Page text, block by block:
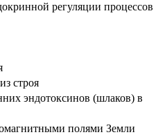
регуляции процессов
строя
эндотоксинов (шлаков) в
полями Земли